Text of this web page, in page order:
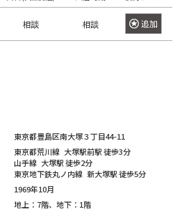
相談 相談 追加
東京都豊島区南大塚３丁目44-11
東京都荒川線 大塚駅前駅徒歩3分
山手線 大塚駅徒歩2分
東京地下鉄丸ノ内線 新大塚駅徒歩5分
1969年10月
地上：7階、地下：1階